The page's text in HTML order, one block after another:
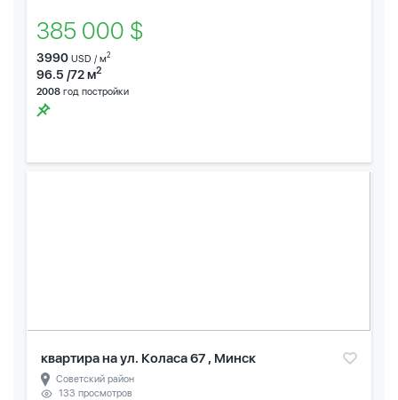
385 000 $
3990 USD / м2
96.5 /72 м2
2008 год постройки
квартира на ул. Коласа 67 , Минск
Советский район
133 просмотров